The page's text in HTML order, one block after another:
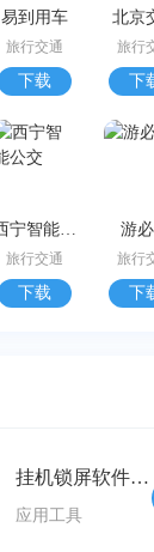
易到用车
旅行交通
下载
北京
旅行
下
西宁智能公交
旅行交通
下载
游
旅行
下
挂机锁屏软件电脑免费版 v2.32
应用工具